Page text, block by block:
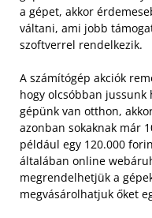
a gépet, akkor
váltani, ami jobb
szoftverrel rendelkezik.
A számítógép akciók
hogy olcsóbban jussunk
gépünk van otthon,
azonban sokaknak már
például egy 120.000
általában online
megrendelhetjük a
megvásárolhatjuk őket